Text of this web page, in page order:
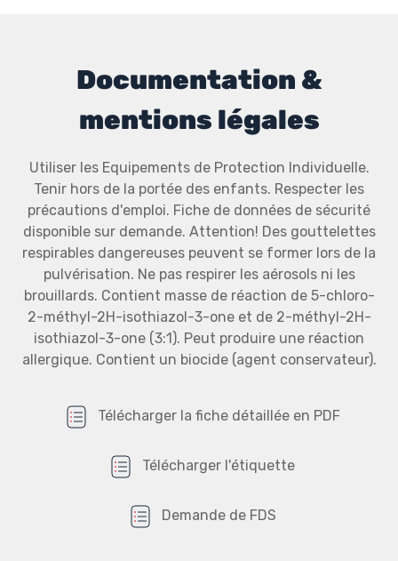
Documentation &
mentions légales
Utiliser les Equipements de Protection Individuelle.
Tenir hors de la portée des enfants. Respecter les
précautions d'emploi. Fiche de données de sécurité
disponible sur demande. Attention! Des gouttelettes
respirables dangereuses peuvent se former lors de la
pulvérisation. Ne pas respirer les aérosols ni les
brouillards. Contient masse de réaction de 5-chloro-
2-méthyl-2H-isothiazol-3-one et de 2-méthyl-2H-
isothiazol-3-one (3:1). Peut produire une réaction
allergique. Contient un biocide (agent conservateur).
Télécharger la fiche détaillée en PDF
Télécharger l'étiquette
Demande de FDS